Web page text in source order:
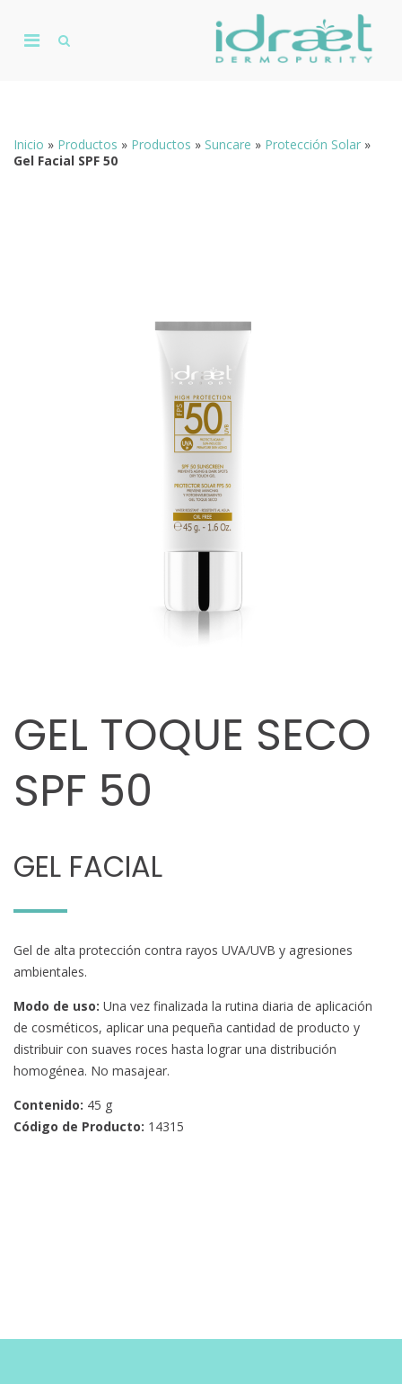
contentPrimary
Show
Inicio » Productos » Productos » Suncare » Protección Solar »
Gel Facial SPF 50
GEL TOQUE SECO
SPF 50
GEL FACIAL
Gel de alta protección contra rayos UVA/UVB y agresiones
ambientales.
Modo de uso: Una vez finalizada la rutina diaria de aplicación
de cosméticos, aplicar una pequeña cantidad de producto y
distribuir con suaves roces hasta lograr una distribución
homogénea. No masajear.
Contenido: 45 g
Código de Producto: 14315
entradas